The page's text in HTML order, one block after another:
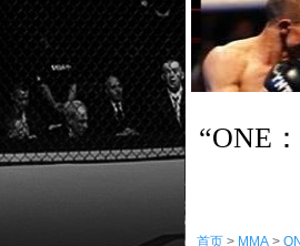
“ONE
首页 > MMA >